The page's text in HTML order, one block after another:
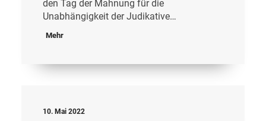
den Tag der Mahnung für die
Unabhängigkeit der Judikative…
Mehr
10. Mai 2022